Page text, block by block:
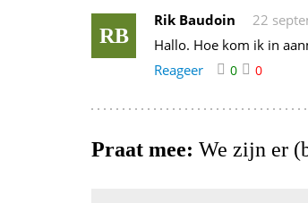
RB
Rik Baudoin
22
Hallo. Hoe kom ik in
Reageer
0 0
Praat mee: We zijn er